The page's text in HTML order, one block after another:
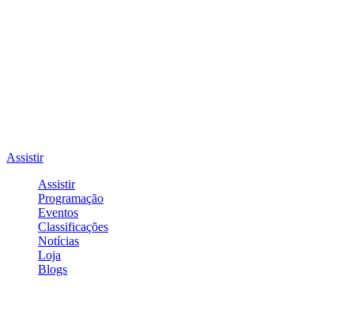
Assistir
Assistir
Programação
Eventos
Classificações
Notícias
Loja
Blogs